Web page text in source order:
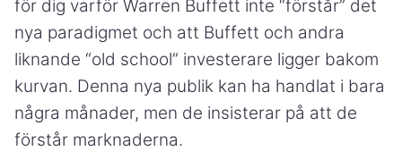
för dig varför Warren Buffett inte “förstår” det
nya paradigmet och att Buffett och andra
liknande “old school” investerare ligger bakom
kurvan. Denna nya publik kan ha handlat i bara
några månader, men de insisterar på att de
förstår marknaderna.